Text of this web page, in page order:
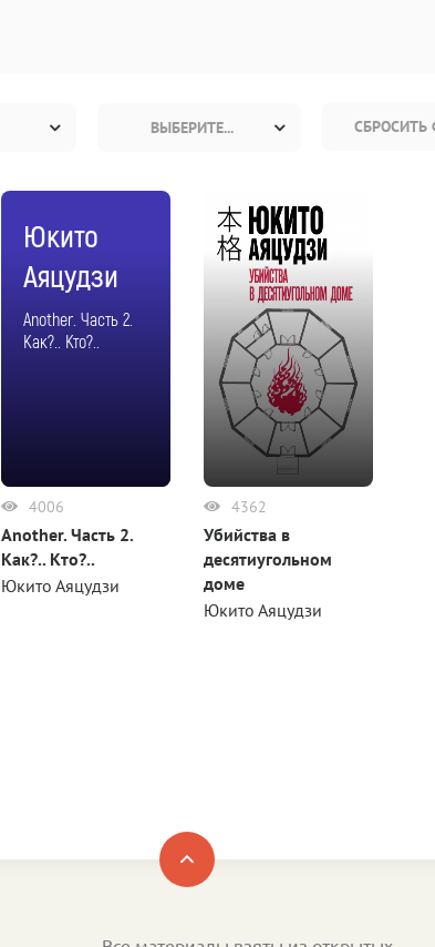
ВЫБЕРИТЕ... СБРОСИТЬ
Юкито
Аяцудзи
Another. Часть 2.
Как?.. Кто?..
4006
Another. Часть 2.
Как?.. Кто?..
Юкито Аяцудзи
4362
Убийства в
десятиугольном
доме
Юкито Аяцудзи